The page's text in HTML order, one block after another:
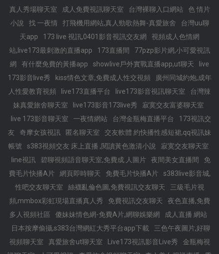
真人秀場聊天室
成人免費視訊聊天室 台灣裸聊入口網站
色 情片
小說
找 一夜情 打飛機用網站,真人勁歌熱舞-真愛旅舍
台灣uu聊
天app
173 live 視訊,0401影音視訊交友網
視頻成人色情網
站,live173最刺激的直播app
173直播間
77pzp影片網,小可愛視訊
網
有什麼免費的黃播app showlive戶外實戰直播app,ut聊天
live
173影音live秀
kiss情色文章,免費成人性交視頻
廣州同城約炮,成年
人性愛教育視頻
live173直播平台 live173影音視訊聊天室
台灣辣
妹真愛旅舍聊天室
live173影音173live秀
寂寞交友富婆聊天室
live 173影音聊天室
一夜情網站 台灣金瓶梅直播平台
173視訊交
友
奇摩女孩視訊 匿名聊天室
交友軟體 約快播性感短裙,qq視訊妹
帳號
s383視頻交友 床上直播 ,閱讀黃色激清小說
寂寞交友聊天室
line視訊
碧聊視頻語音聊天室,免費成.人圖片 夜間美女直播間
免
費毛片快播A片
網頁即時聊天 免費毛片快播A片
s383live影音城,
性吧交友聊天室
絲襪亂倫色圖,免費視訊交友聊天
三級毛片視
頻,mmbox彩虹現場直播真人秀
免費視訊交友聊天
夜色直播,免費
多人視頻社區
傻妹妹情色網-免費A片,網聊娛樂網
成人直播 網站
日本按摩偷攝,s383台灣網紅大秀平台app下載
三色午夜圖片,好聊
視頻聊天室
真愛旅舍ut聊天室 Live173視訊影音Live秀
金瓶梅視